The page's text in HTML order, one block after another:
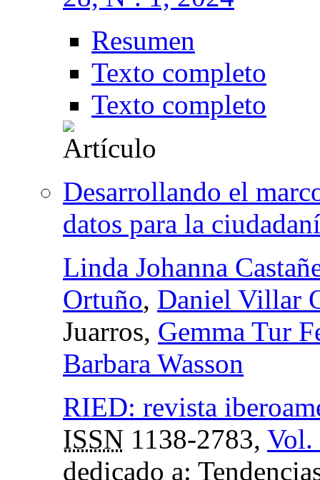
Resumen
Texto completo
Texto completo
Desarrollando el
datos para la
Linda Johanna
Ortuño, Daniel Villar
Juarros, Gemma Tur
Barbara Wasson
RIED: revista
ISSN 1138-2783, Vol.
dedicado a: